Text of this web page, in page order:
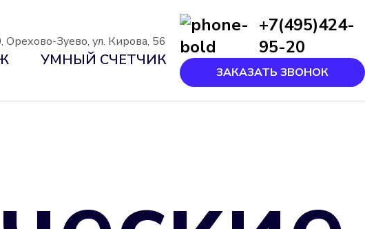
Орехово-Зуево, ул. Кирова, 56
УМНЫЙ СЧЕТЧИК
+7(495)424-
95-20
ЗАКАЗАТЬ ЗВОНОК